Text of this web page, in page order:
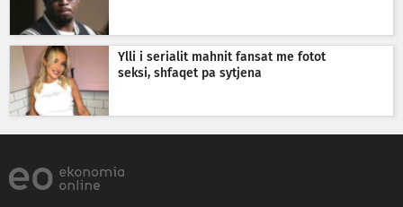
Ylli i serialit mahnit fansat me fotot
seksi, shfaqet pa sytjena